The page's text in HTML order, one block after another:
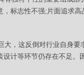
，标志性不强;片面追求
，这反倒对行业自身要
设计等环节仍存在不足